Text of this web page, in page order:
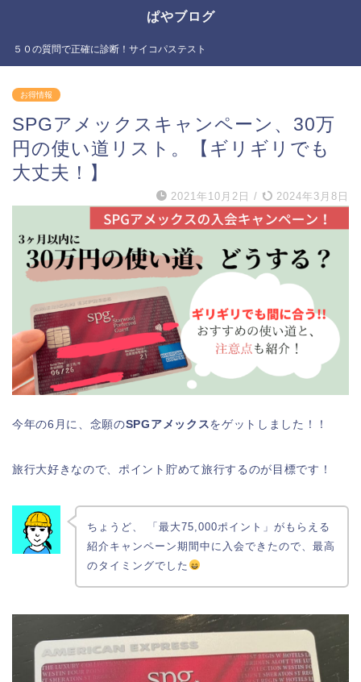
ぱやブログ
５０の質問で正確に診断！サイコパステスト
お得情報
SPGアメックスキャンペーン、30万
円の使い道リスト。【ギリギリでも
大丈夫！】
2021年10月2日 / 2024年3月8日
今年の6月に、念願のSPGアメックスをゲットしました！！
旅行大好きなので、ポイント貯めて旅行するのが目標です！
ちょうど、 「最大75,000ポイント」がもらえる
紹介キャンペーン期間中に入会できたので、最高
のタイミングでした